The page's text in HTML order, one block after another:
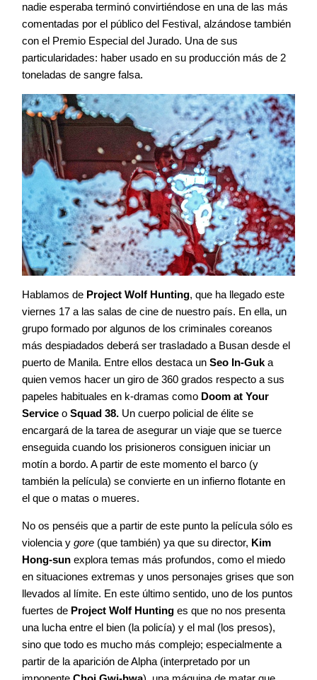
nadie esperaba terminó convirtiéndose en una de las más
comentadas por el público del Festival, alzándose también
con el Premio Especial del Jurado. Una de sus
particularidades: haber usado en su producción más de 2
toneladas de sangre falsa.
Hablamos de Project Wolf Hunting, que ha llegado este
viernes 17 a las salas de cine de nuestro país. En ella, un
grupo formado por algunos de los criminales coreanos
más despiadados deberá ser trasladado a Busan desde el
puerto de Manila. Entre ellos destaca un Seo In-Guk a
quien vemos hacer un giro de 360 grados respecto a sus
papeles habituales en k-dramas como Doom at Your
Service o Squad 38. Un cuerpo policial de élite se
encargará de la tarea de asegurar un viaje que se tuerce
enseguida cuando los prisioneros consiguen iniciar un
motín a bordo. A partir de este momento el barco (y
también la película) se convierte en un infierno flotante en
el que o matas o mueres.
No os penséis que a partir de este punto la película sólo es
violencia y gore (que también) ya que su director, Kim
Hong-sun explora temas más profundos, como el miedo
en situaciones extremas y unos personajes grises que son
llevados al límite. En este último sentido, uno de los puntos
fuertes de Project Wolf Hunting es que no nos presenta
una lucha entre el bien (la policía) y el mal (los presos),
sino que todo es mucho más complejo; especialmente a
partir de la aparición de Alpha (interpretado por un